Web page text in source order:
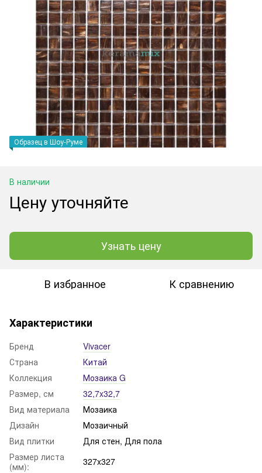
Образец в Шоу-Руме
В наличии
Цену уточняйте
Узнать цену
В избранное К сравнению
Характеристики
Бренд
Vivacer
Страна
Китай
Коллекция
Мозаика G
Размер, см
32,7x32,7
Вид материала
Мозаика
Дизайн
Мозаичный
Вид плитки
Для стен, Для пола
Размер листа
(мм):
327x327